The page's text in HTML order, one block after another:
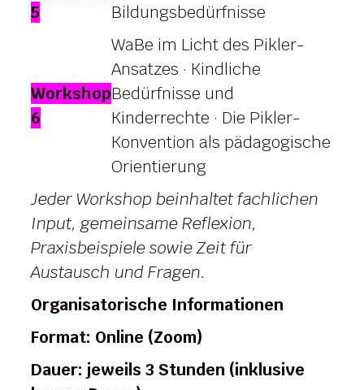
5
Bildungsbedürfnisse
Workshop
6
WaBe im Licht des Pikler-
Ansatzes · Kindliche
Bedürfnisse und
Kinderrechte · Die Pikler-
Konvention als pädagogische
Orientierung
Jeder Workshop beinhaltet fachlichen
Input, gemeinsame Reflexion,
Praxisbeispiele sowie Zeit für
Austausch und Fragen.
Organisatorische Informationen
Format: Online (Zoom)
Dauer: jeweils 3 Stunden (inklusive